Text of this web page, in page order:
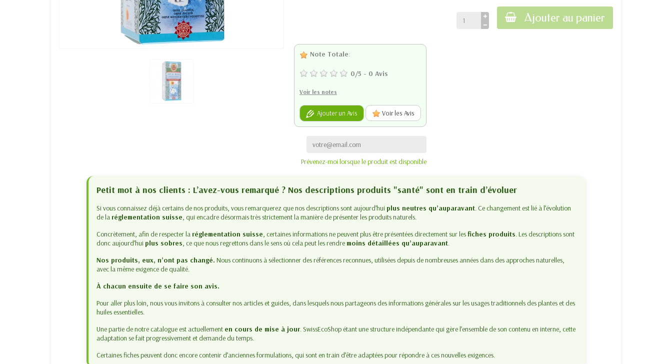
Ajouter au panier
Note Totale:
0/5 - 0 Avis
Voir les notes
Ajouter un Avis Voir les Avis
Prévenez-moi lorsque le produit est disponible
Petit mot à nos clients : L’avez-vous remarqué ? Nos descriptions produits "santé" sont en train d’évoluer
Si vous connaissez déjà certains de nos produits, vous remarquerez que nos descriptions sont aujourd’hui plus neutres qu’auparavant. Ce changement est lié à l’évolution
de la réglementation suisse, qui encadre désormais très strictement la manière de présenter les produits naturels.
Concrètement, afin de respecter la réglementation suisse, certaines informations ne peuvent plus être présentées directement sur lesfiches produits. Les descriptions sont
donc aujourd’hui plus sobres, ce que nous regrettons dans le sens où cela peut les rendre moins détaillées qu’auparavant.
Nos produits, eux, n’ont pas changé. Nous continuons à sélectionner des références reconnues, utilisées depuis de nombreuses années dans des approches naturelles,
avec la même exigence de qualité.
À chacun ensuite de se faire son avis.
Pour aller plus loin, nous vous invitons à consulter nos articles et guides, dans lesquels nous partageons des informations générales sur les usages traditionnels des plantes et des
huiles essentielles.
Une partie de notre catalogue est actuellement en cours de mise à jour. SwissEcoShop étant une structure indépendante qui gère l’ensemble de son contenu en interne, cette
adaptation se fait progressivement et demande du temps.
Certaines fiches peuvent donc encore contenir d’anciennes formulations, qui sont en train d’être adaptées pour répondre à ces nouvelles exigences.